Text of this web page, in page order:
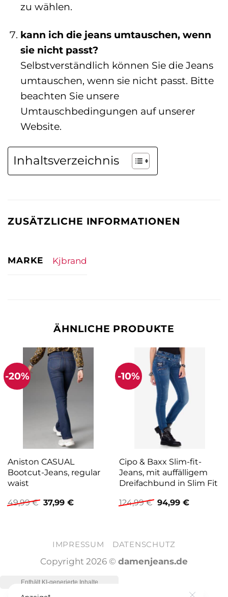
zu wählen.
kann ich die jeans umtauschen, wenn
sie nicht passt?
Selbstverständlich können Sie die Jeans
umtauschen, wenn sie nicht passt. Bitte
beachten Sie unsere
Umtauschbedingungen auf unserer
Website.
Inhaltsverzeichnis
ZUSÄTZLICHE INFORMATIONEN
MARKE Kjbrand
ÄHNLICHE PRODUKTE
-20%
Aniston CASUAL
Bootcut-Jeans, regular
waist
49,99€ Ursprünglicher
Preis
37,99 €Aktueller
-10%
Cipo & Baxx Slim-fit-
Jeans, mit auffälligem
Dreifachbund in Slim Fit
124,99€ Ursprünglicher
Preis
94,99 €Aktueller
IMPRESSUM DATENSCHUTZ
Copyright 2026 © damenjeans.de